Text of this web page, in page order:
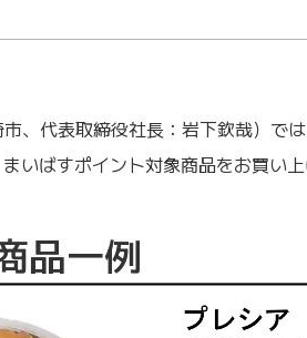
、代表取締役社長：岩下欽哉）で
ばすポイント対象商品をお買い
品一例